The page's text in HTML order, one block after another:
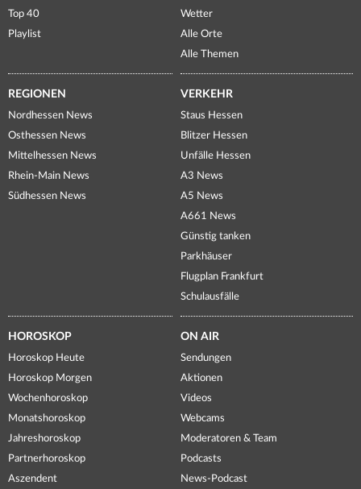
Top 40
Playlist
Wetter
Alle Orte
Alle Themen
REGIONEN
Nordhessen News
Osthessen News
Mittelhessen News
Rhein-Main News
Südhessen News
VERKEHR
Staus Hessen
Blitzer Hessen
Unfälle Hessen
A3 News
A5 News
A661 News
Günstig tanken
Parkhäuser
Flugplan Frankfurt
Schulausfälle
HOROSKOP
Horoskop Heute
Horoskop Morgen
Wochenhoroskop
Monatshoroskop
Jahreshoroskop
Partnerhoroskop
Aszendent
ON AIR
Sendungen
Aktionen
Videos
Webcams
Moderatoren & Team
Podcasts
News-Podcast